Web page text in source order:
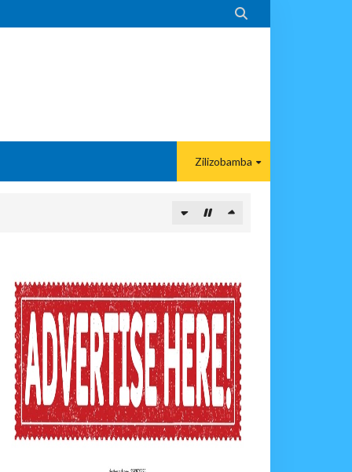

Zilizobamba
Usomaji Wa Viganja Ulipofichua Siri Na Njia Zangu Za
Mikosi Na Kushuhudia Tajiriba Ikirejea Nyumbani
Mimba Na Kufuta Machozi Yangu